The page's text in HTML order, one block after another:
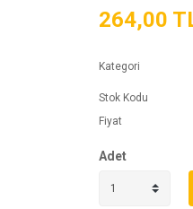
264,00
Kategori
Stok Kodu
Fiyat
Adet